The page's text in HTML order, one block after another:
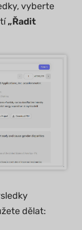
vyberte
„Řadit
dělat: